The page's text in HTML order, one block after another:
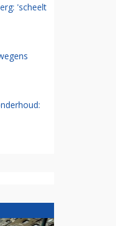
'scheelt